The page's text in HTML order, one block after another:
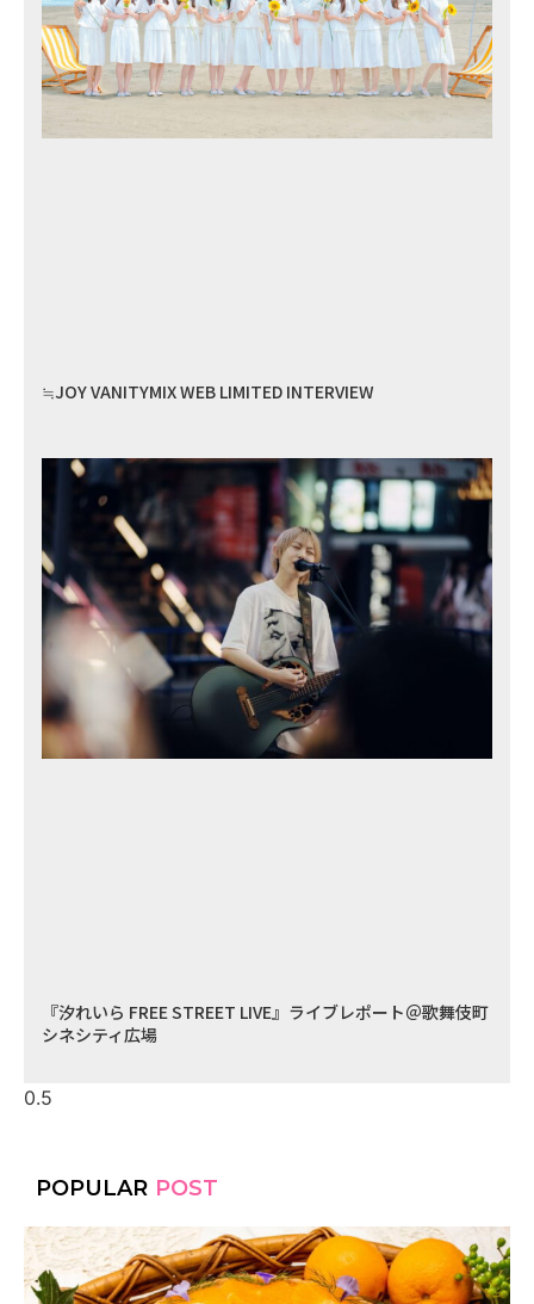
≒JOY VANITYMIX WEB LIMITED INTERVIEW
『汐れいら FREE STREET LIVE』ライブレポート＠歌舞伎町
シネシティ広場
POPULAR POST